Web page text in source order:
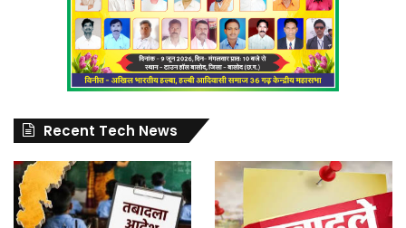
Recent Tech News